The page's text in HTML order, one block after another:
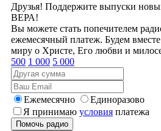
Друзья! Поддержите выпуски
ВЕРА!
Вы можете стать попечителем
ежемесячный платеж. Будем вместе
миру о Христе, Его любви и
500 1 000 5 000
Ежемесячно
Единоразово
Я принимаю условия платежа
Помочь радио